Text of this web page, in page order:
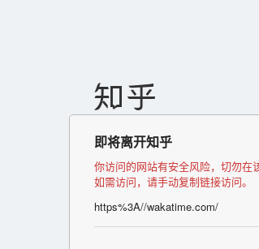
即将离开知乎
你访问的网站有安全风险，切勿在
如需访问，请手动复制链接访问。
https%3A//wakatime.com/